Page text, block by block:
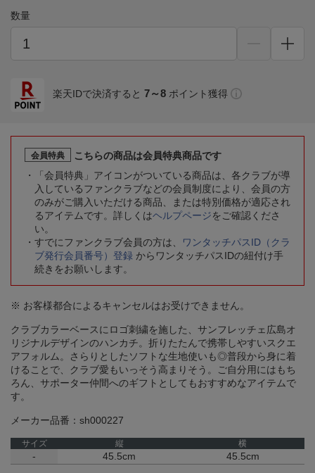
数量
楽天IDで決済すると 7～8 ポイント獲得
会員特典
こちらの商品は会員特典商品です
「会員特典」アイコンがついている商品は、各クラブが導
入しているファンクラブなどの会員制度により、会員の方
のみがご購入いただける商品、または特別価格が適応され
るアイテムです。詳しくはヘルプページをご確認くださ
い。
すでにファンクラブ会員の方は、
ワンタッチパスID（クラ
ブ発行会員番号）登録 からワンタッチパスIDの紐付け手
続きをお願いします。
※ お客様都合によるキャンセルはお受けできません。
クラブカラーベースにロゴ刺繍を施した、サンフレッチェ広島オ
リジナルデザインのハンカチ。折りたたんで携帯しやすいスクエ
アフォルム。さらりとしたソフトな生地使いも◎普段から身に着
けることで、クラブ愛もいっそう高まりそう。ご自分用にはもち
ろん、サポーター仲間へのギフトとしてもおすすめなアイテムで
す。
メーカー品番：sh000227
サイズ 縦 横
- 45.5cm 45.5cm